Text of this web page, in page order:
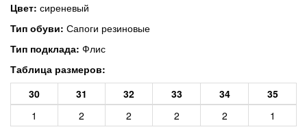
Цвет: сиреневый
Тип обуви: Сапоги резиновые
Тип подклада: Флис
Таблица размеров:
30
31 32 33 34
35
1
2 2 2 2 1